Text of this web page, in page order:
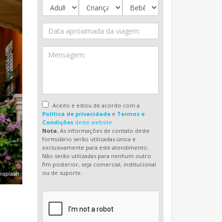
Aceito e estou de acordo com a
Política de privacidade e Termos e
Condições deste website.
Nota. As informações de contato deste
formulário serão utilizadas única e
exclusivamente para este atendimento.
Não serão utilizadas para nenhum outro
fim posterior, seja comercial, institucional
ou de suporte.